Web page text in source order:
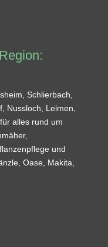
Schlierbach,
Nussloch, Leimen,
alles rund um
und
Oase, Makita,